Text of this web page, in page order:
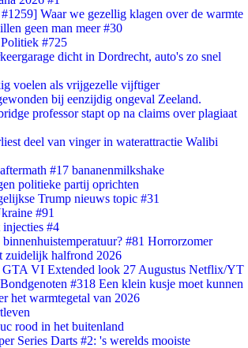
Waar we gezellig klagen over de warmte
geen man meer #30
#725
dicht in Dordrecht, auto's zo snel
voelen als vrijgezelle vijftiger
bij eenzijdig ongeval Zeeland.
professor stapt op na claims over plagiaat
deel van vinger in waterattractie Walibi
#17 bananenmilkshake
politieke partij oprichten
Trump nieuws topic #31
#91
#4
#81 Horrorzomer
zuidelijk halfrond 2026
VI Extended look 27 Augustus Netflix/YT
#318 Een klein kusje moet kunnen
het warmtegetal van 2026
rood in het buitenland
Series Darts #2: 's werelds mooiste